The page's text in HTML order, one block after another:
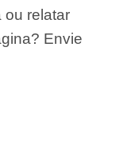
ou relatar
Envie